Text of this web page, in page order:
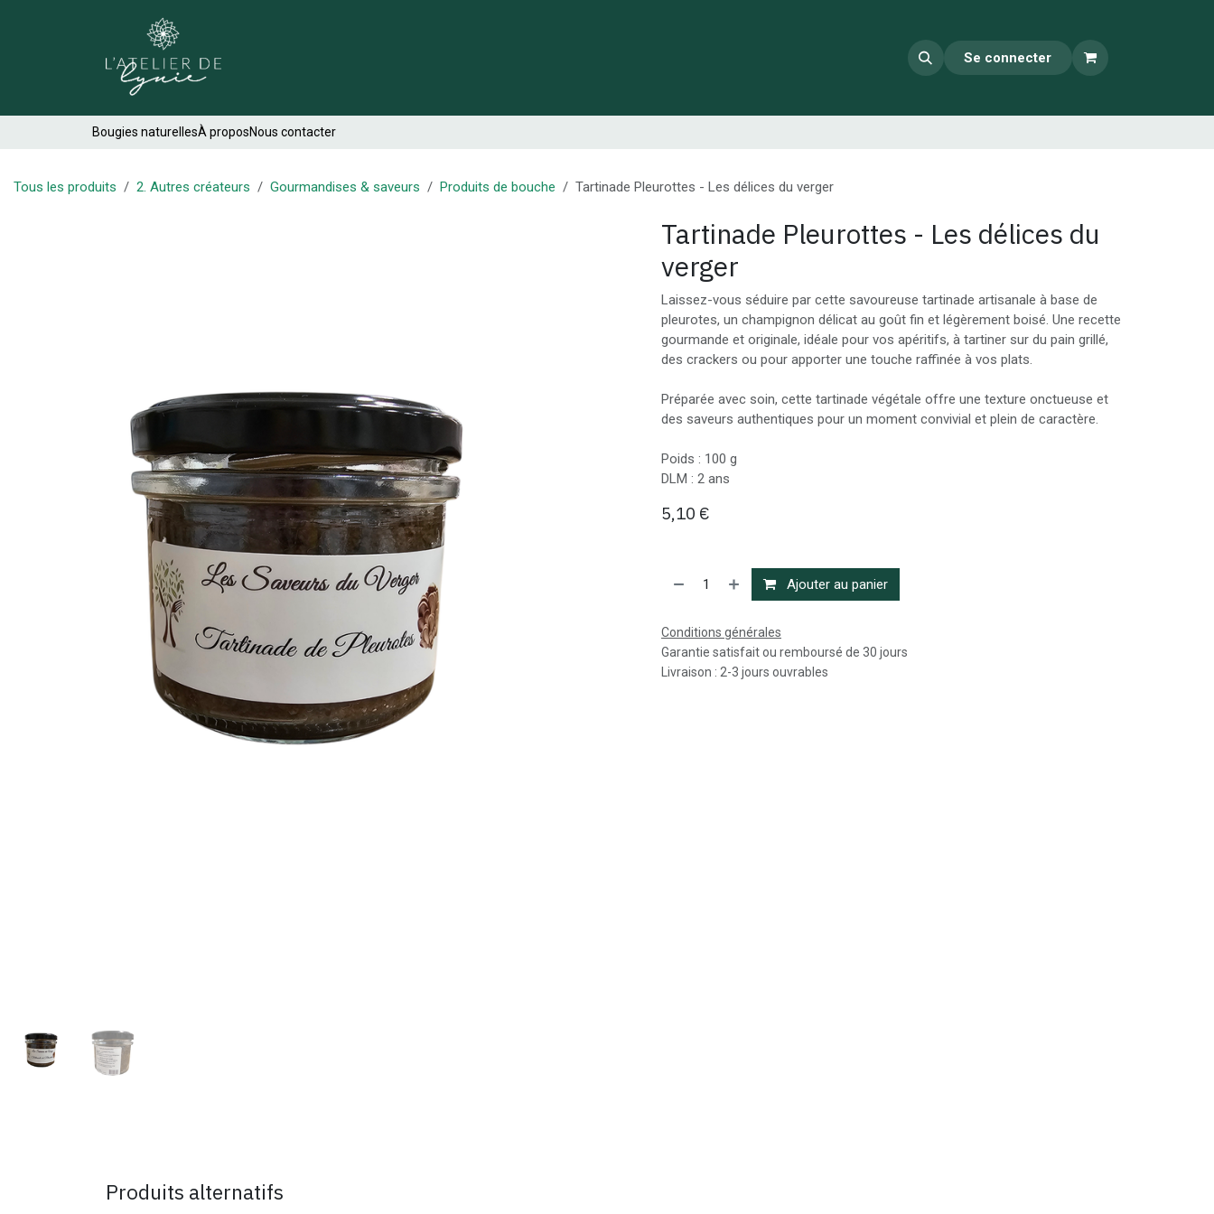
Se connecter
Bougies naturellesÀ proposNous contacter
Tous les produits 2. Autres créateurs Gourmandises & saveurs Produits de bouche Tartinade Pleurottes - Les délices du verger
Tartinade Pleurottes - Les délices du
verger
Laissez-vous séduire par cette savoureuse tartinade artisanale à base de
pleurotes, un champignon délicat au goût fin et légèrement boisé. Une recette
gourmande et originale, idéale pour vos apéritifs, à tartiner sur du pain grillé,
des crackers ou pour apporter une touche raffinée à vos plats.
Préparée avec soin, cette tartinade végétale offre une texture onctueuse et
des saveurs authentiques pour un moment convivial et plein de caractère.
Poids : 100 g
DLM : 2 ans
5,10 €
Ajouter au panier
Conditions générales
Garantie satisfait ou remboursé de 30 jours
Livraison : 2-3 jours ouvrables
Produits alternatifs